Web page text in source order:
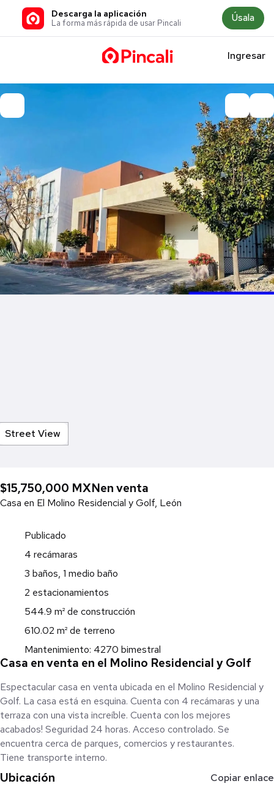
Descarga la aplicación
La forma más rápida de usar Pincali Úsala
Ingresar
Street View
$15,750,000 MXNen venta
Casa en El Molino Residencial y Golf, León
Publicado
4 recámaras
3 baños, 1 medio baño
2 estacionamientos
544.9 m² de construcción
610.02 m² de terreno
Mantenimiento: 4270 bimestral
Casa en venta en el Molino Residencial y Golf
Espectacular casa en venta ubicada en el Molino Residencial y
Golf. La casa está en esquina. Cuenta con 4 recámaras y una
terraza con una vista increíble. Cuenta con los mejores
acabados! Seguridad 24 horas. Acceso controlado. Se
encuentra cerca de parques, comercios y restaurantes.
Tiene transporte interno.
Ubicación Copiar enlace